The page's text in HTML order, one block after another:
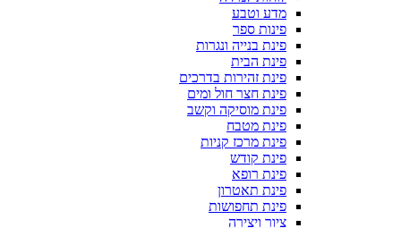
מדע וטבע
פינות ספר
פינת בנייה ונגרות
פינת הבית
פינת זהירות בדרכים
פינת חצר חול ומים
פינת מוסיקה וקשב
פינת מטבח
פינת מרכז קניות
פינת קודש
פינת רופא
פינת תאטרון
פינת תחפושות
ציור ויצירה